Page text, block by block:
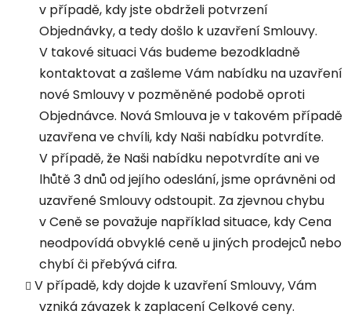
v případě, kdy jste obdrželi potvrzení
Objednávky, a tedy došlo k uzavření Smlouvy.
V takové situaci Vás budeme bezodkladně
kontaktovat a zašleme Vám nabídku na uzavření
nové Smlouvy v pozměněné podobě oproti
Objednávce. Nová Smlouva je v takovém případě
uzavřena ve chvíli, kdy Naši nabídku potvrdíte.
V případě, že Naši nabídku nepotvrdíte ani ve
lhůtě 3 dnů od jejího odeslání, jsme oprávněni od
uzavřené Smlouvy odstoupit. Za zjevnou chybu
v Ceně se považuje například situace, kdy Cena
neodpovídá obvyklé ceně u jiných prodejců nebo
chybí či přebývá cifra.
V případě, kdy dojde k uzavření Smlouvy, Vám
vzniká závazek k zaplacení Celkové ceny.